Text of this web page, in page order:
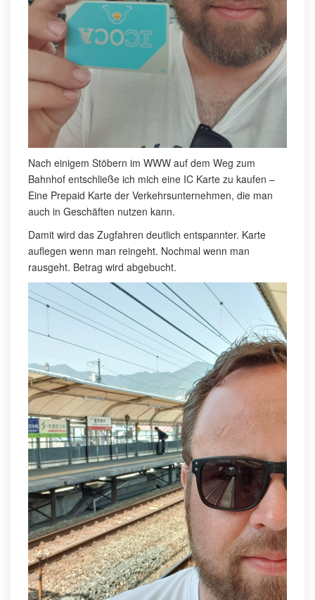
Nach einigem Stöbern im WWW auf dem Weg zum
Bahnhof entschließe ich mich eine IC Karte zu kaufen –
Eine Prepaid Karte der Verkehrsunternehmen, die man
auch in Geschäften nutzen kann.
Damit wird das Zugfahren deutlich entspannter. Karte
auflegen wenn man reingeht. Nochmal wenn man
rausgeht. Betrag wird abgebucht.